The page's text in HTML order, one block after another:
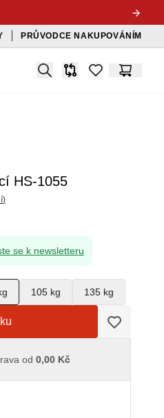
PRŮVODCE NAKUPOVÁNÍM
Search
Srovnávačitems inKošík
HS-1055
)
se k newsletteru
105 kg 135 kg
od 0,00 Kč